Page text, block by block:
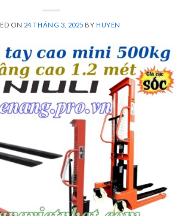
ON 24 THÁNG 3, 2025 BY HUYEN